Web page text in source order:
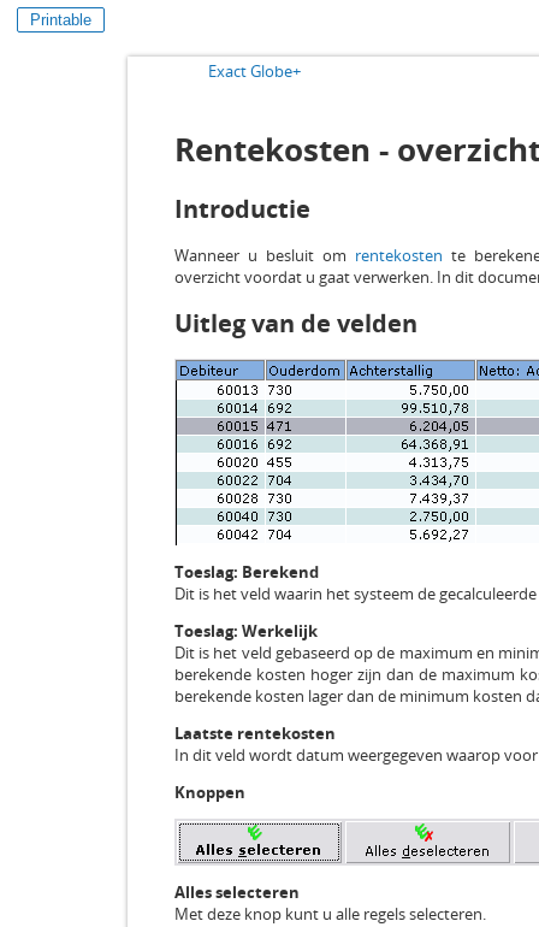
Printable
Exact Globe+
Rentekosten -
Introductie
Wanneer u besluit om rentekosten te
overzicht voordat u gaat verwerken. In dit
Uitleg van de velden
Toeslag: Berekend
Dit is het veld waarin het systeem de
Toeslag: Werkelijk
Dit is het veld gebaseerd op de maximum en
berekende kosten hoger zijn dan de maximum
berekende kosten lager dan de minimum kosten
Laatste rentekosten
In dit veld wordt datum weergegeven waarop
Knoppen
Alles selecteren
Met deze knop kunt u alle regels selecteren.